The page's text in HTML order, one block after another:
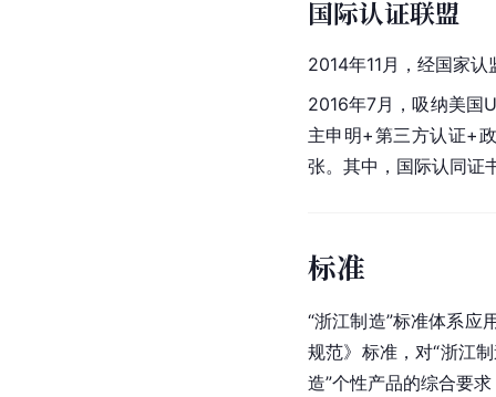
国际认证联盟
2014年11月，经国家
2016年7月，吸纳美国
主申明+第三方认证+
张。其中，国际认同证
标准
“浙江制造”标准体系应
规范》标准，对“浙江
造”个性产品的综合要